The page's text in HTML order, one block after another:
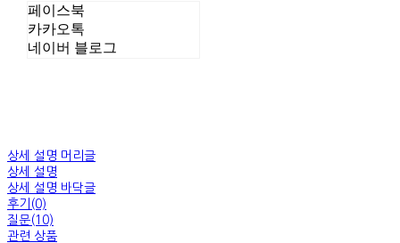
페이스북
카카오톡
네이버 블로그
상세 설명 머리글
상세 설명
상세 설명 바닥글
후기(0)
질문(10)
관련 상품